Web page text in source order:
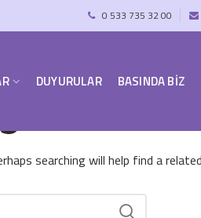
0 533 735 32 00
DUYURULAR BASINDA BİZ
searching will help find a